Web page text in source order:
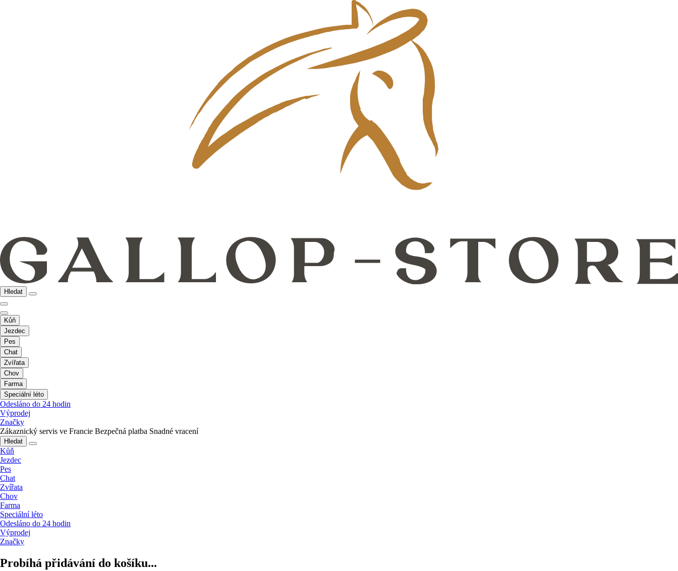
Hledat
Kůň
Jezdec
Pes
Chat
Zvířata
Chov
Farma
Speciální léto
Odesláno do 24 hodin
Výprodej
Značky
Zákaznický servis ve Francie Bezpečná platba Snadné vracení
Hledat
Kůň
Jezdec
Pes
Chat
Zvířata
Chov
Farma
Speciální léto
Odesláno do 24 hodin
Výprodej
Značky
Probíhá přidávání do košíku...